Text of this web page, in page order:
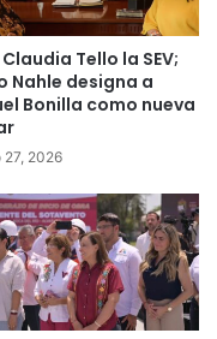
Tello la SEV;
Nahle designa a
Bonilla como nueva
27, 2026